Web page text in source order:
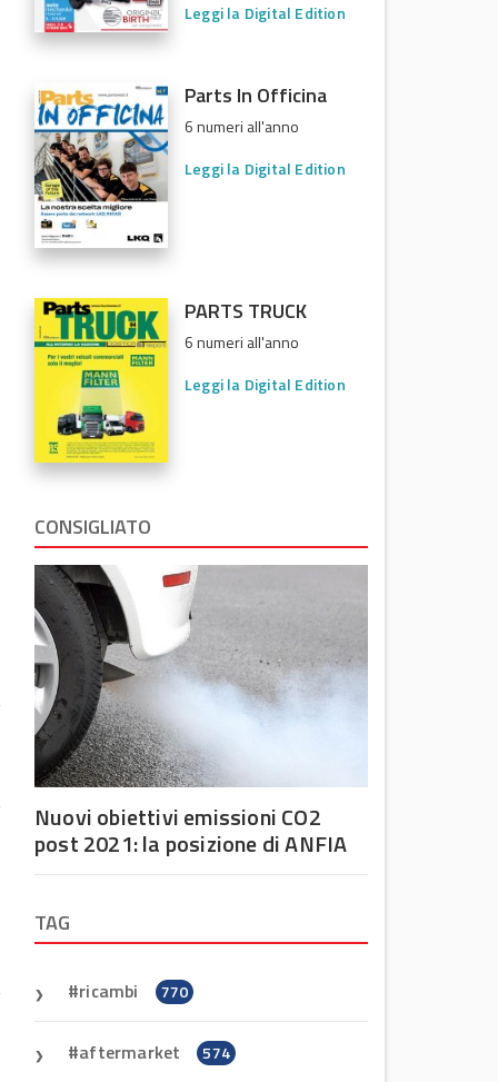
Leggi la Digital Edition
Parts In Officina
6 numeri all'anno
Leggi la Digital Edition
PARTS TRUCK
6 numeri all'anno
Leggi la Digital Edition
CONSIGLIATO
Nuovi obiettivi emissioni CO2
post 2021: la posizione di ANFIA
TAG
ricambi 770
aftermarket 574